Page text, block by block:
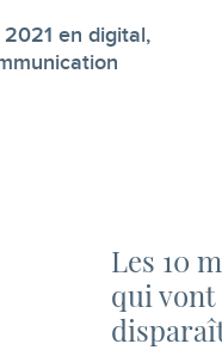
en digital,
Les 10
qui vont